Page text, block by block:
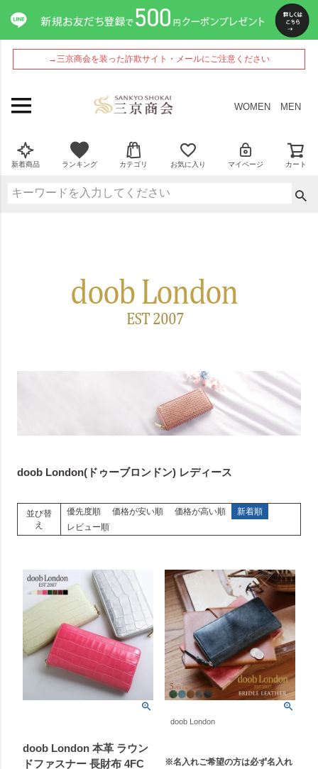
→三京商会を装った詐欺サイト・メールにご注意ください
WOMEN MEN
新着商品 ランキング カテゴリ お気に入り マイページ カート
doob London(ドゥーブロンドン) レディース
並び替
え
優先度順 価格が安い順 価格が高い順
新着順
レビュー順
doob London 本革 ラウン
ドファスナー 長財布 4FC
doob London
※名入れご希望の方は必ず名入れ